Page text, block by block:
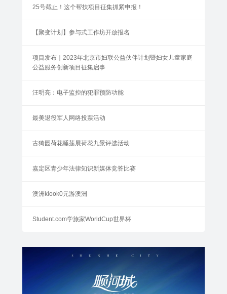
25号截止！这个帮扶项目征集抓紧申报！
【聚变计划】参与式工作坊开放报名
项目发布｜2023年北京市妇联公益伙伴计划暨妇女儿童家庭
公益服务创新项目征集启事
汪明亮：电子监控的犯罪预防功能
最美退役军人网络投票活动
古猗园荷花睡莲展荷花九景评选活动
嘉定区青少年法律知识新媒体竞答比赛
澳洲klook0元游澳洲
Student.com学旅家WorldCup世界杯